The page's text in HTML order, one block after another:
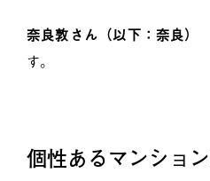
奈良敦さん（以下：奈良）
す。
個性あるマンショ